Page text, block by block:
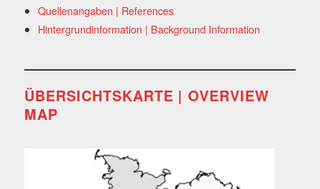
Quellenangaben | References
Hintergrundinformation | Background Information
ÜBERSICHTSKARTE | OVERVIEW
MAP